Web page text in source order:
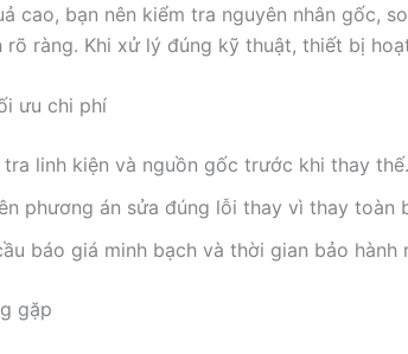
cao, bạn nên kiểm tra nguyên nhân gốc,
ràng. Khi xử lý đúng kỹ thuật, thiết bị
ưu chi phí
tra linh kiện và nguồn gốc trước khi thay thế.
phương án sửa đúng lỗi thay vì thay toàn
báo giá minh bạch và thời gian bảo hành
gặp